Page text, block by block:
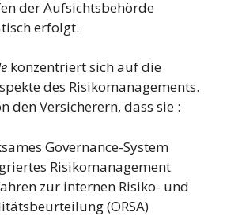
der Aufsichtsbehörde
erfolgt.
konzentriert sich auf die
des Risikomanagements.
den Versicherern, dass sie :
Governance-System
Risikomanagement
zur internen Risiko- und
(ORSA)